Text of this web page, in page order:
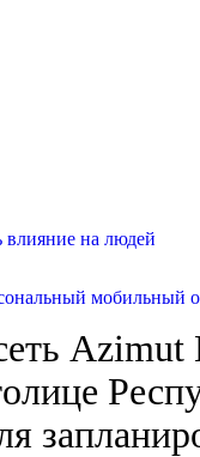
влияние на людей
мобильный
Azimut